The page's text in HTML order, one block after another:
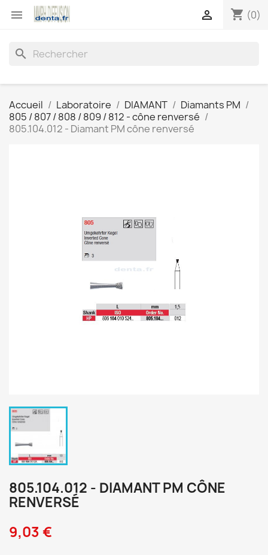
 shopping_cart (0)

search
Accueil Laboratoire DIAMANT
Diamants PM
805 / 807 / 808 / 809 / 812 - cône renversé
805.104.012 - Diamant PM cône renversé
805.104.012 - DIAMANT PM CÔNE
RENVERSÉ
9,03 €